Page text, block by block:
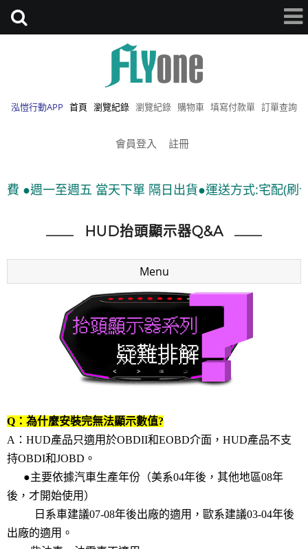
泓愷行動APP 首頁 瀏覽紀錄 瀏覽紀錄 購物車 填寫付款單 訂單查詢
會員登入 註冊
●週一至週五 當天下單 隔日出貨●運送方式:宅配(刷
HUD抬頭顯示器Q&A
Menu
Q：為什麼安裝完無法顯示數值?
A：HUD產品只適用於OBDII和EOBD介面，HUD產品不支
持OBDI和JOBD。
●主要依據汽車生產年份（美系04年後，其他地區08年
後，才開始使用）
日系車建議07-08年後出廠的適用，歐系建議03-04年後
出廠的適用。